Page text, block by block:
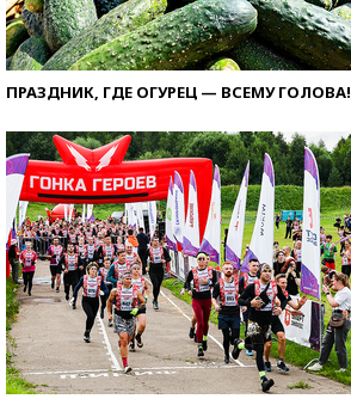
ПРАЗДНИК, ГДЕ ОГУРЕЦ — ВСЕМУ ГОЛОВА!